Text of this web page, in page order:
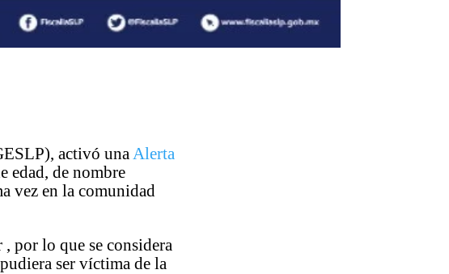
activó una Alerta
edad, de nombre
vez en la comunidad
por lo que se considera
ser víctima de la